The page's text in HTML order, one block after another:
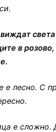
в
е лесно. С
е сложно.